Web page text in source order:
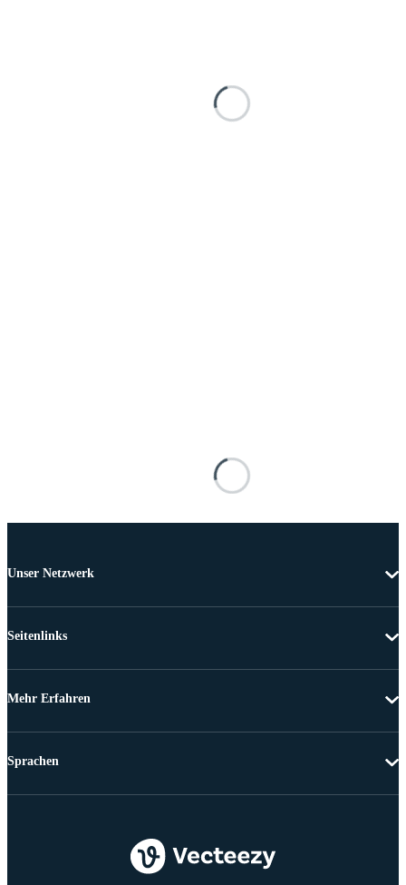
Unser Netzwerk
Seitenlinks
Mehr Erfahren
Sprachen